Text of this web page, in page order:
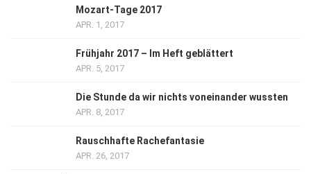
Mozart-Tage 2017
APR. 1, 2017
Frühjahr 2017 – Im Heft geblättert
APR. 5, 2017
Die Stunde da wir nichts voneinander wussten
APR. 8, 2017
Rauschhafte Rachefantasie
APR. 26, 2017